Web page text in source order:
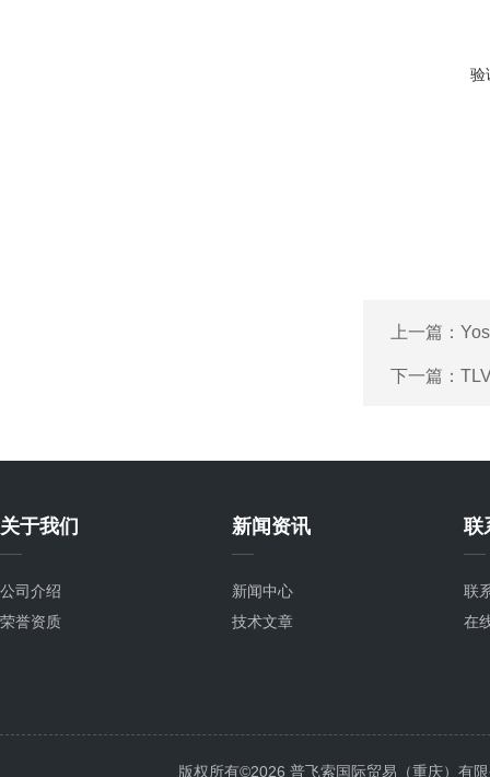
验
上一篇：
下一篇：
关于我们
公司介绍
荣誉资质
新闻资讯
新闻中心
技术文章
联
联
在
版权所有©2026 普飞索国际贸易（重庆）有